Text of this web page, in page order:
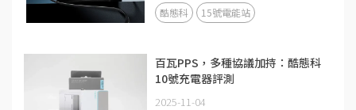
酷態科 15號電能站
百瓦PPS，多種協議加持：酷態科
10號充電器評測
2025-11-04